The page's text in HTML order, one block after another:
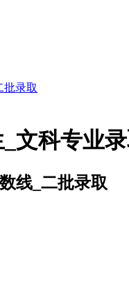
批录取
文科专业
线_二批录取